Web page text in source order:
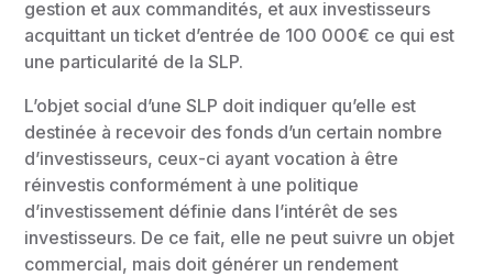
gestion et aux commandités, et aux investisseurs
acquittant un ticket d’entrée de 100 000€ ce qui est
une particularité de la SLP.
L’objet social d’une SLP doit indiquer qu’elle est
destinée à recevoir des fonds d’un certain nombre
d’investisseurs, ceux-ci ayant vocation à être
réinvestis conformément à une politique
d’investissement définie dans l’intérêt de ses
investisseurs. De ce fait, elle ne peut suivre un objet
commercial, mais doit générer un rendement